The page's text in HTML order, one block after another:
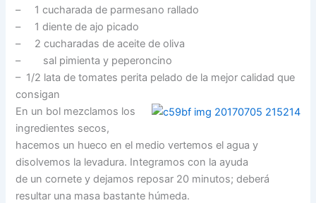
– 1 cucharada de parmesano rallado
– 1 diente de ajo picado
– 2 cucharadas de aceite de oliva
– sal pimienta y peperoncino
– 1/2 lata de tomates perita pelado de la mejor calidad que
consigan
En un bol mezclamos los
ingredientes secos,
hacemos un hueco en el medio vertemos el agua y
disolvemos la levadura. Integramos con la ayuda
de un cornete y dejamos reposar 20 minutos; deberá
resultar una masa bastante húmeda.